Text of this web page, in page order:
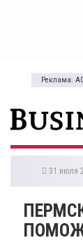
Реклама:
31 июля